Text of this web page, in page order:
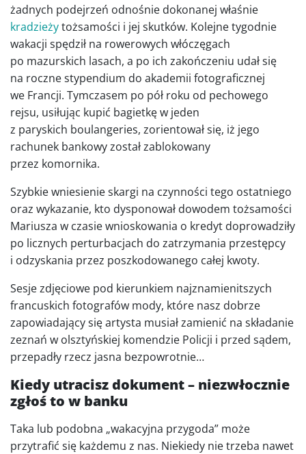
żadnych podejrzeń odnośnie dokonanej właśnie
kradzieżytożsamości i jej skutków. Kolejne tygodnie
wakacji spędził na rowerowych włóczęgach
po mazurskich lasach, a po ich zakończeniu udał się
na roczne stypendium do akademii fotograficznej
we Francji. Tymczasem po pół roku od pechowego
rejsu, usiłując kupić bagietkę w jeden
z paryskich boulangeries, zorientował się, iż jego
rachunek bankowy został zablokowany
przez komornika.
Szybkie wniesienie skargi na czynności tego ostatniego
oraz wykazanie, kto dysponował dowodem tożsamości
Mariusza w czasie wnioskowania o kredyt doprowadziły
po licznych perturbacjach do zatrzymania przestępcy
i odzyskania przez poszkodowanego całej kwoty.
Sesje zdjęciowe pod kierunkiem najznamienitszych
francuskich fotografów mody, które nasz dobrze
zapowiadający się artysta musiał zamienić na składanie
zeznań w olsztyńskiej komendzie Policji i przed sądem,
przepadły rzecz jasna bezpowrotnie…
Kiedy utracisz dokument – niezwłocznie
zgłoś to w banku
Taka lub podobna „wakacyjna przygoda” może
przytrafić się każdemu z nas. Niekiedy nie trzeba nawet